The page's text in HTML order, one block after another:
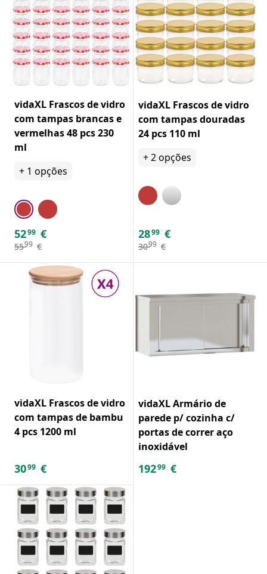
vidaXL Frascos de vidro
com tampas brancas e
vermelhas 48 pcs 230
ml
+ 1 opções
5299 €
5599 €
vidaXL Frascos de vidro
com tampas douradas
24 pcs 110 ml
+2opções
2899 €
3099 €
vidaXL Frascos de vidro
com tampas de bambu
4 pcs 1200 ml
3099 €
vidaXL Armário de
parede p/ cozinha c/
portas de correr aço
inoxidável
19299 €